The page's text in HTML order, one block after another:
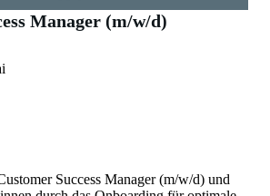
Manager (m/w/d)
Success Manager (m/w/d) und